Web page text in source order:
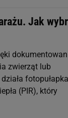
Jak
zwierząt lub
(PIR), który